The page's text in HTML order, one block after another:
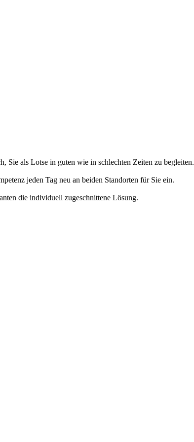
Sie als Lotse in guten wie in schlechten Zeiten zu begleiten.
jeden Tag neu an beiden Standorten für Sie ein.
die individuell zugeschnittene Lösung.